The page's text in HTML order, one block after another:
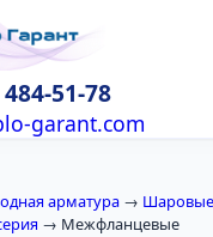
51-78
garant.com
арматура →
→ Межфланцевые